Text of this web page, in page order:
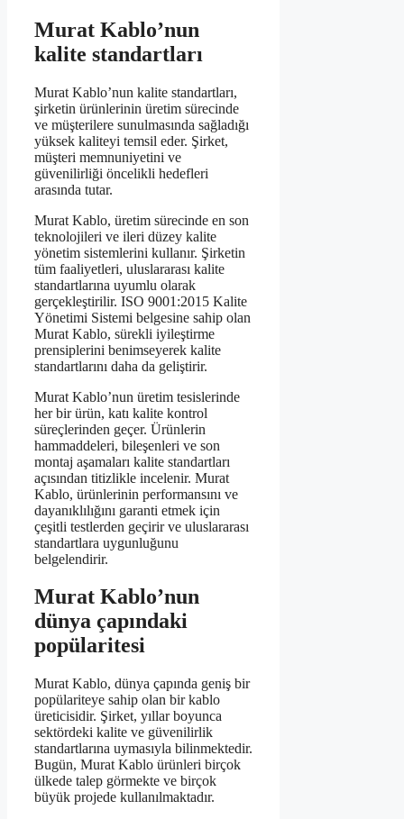
Murat Kablo’nun
kalite standartları
Murat Kablo’nun kalite standartları,
şirketin ürünlerinin üretim sürecinde
ve müşterilere sunulmasında sağladığı
yüksek kaliteyi temsil eder. Şirket,
müşteri memnuniyetini ve
güvenilirliği öncelikli hedefleri
arasında tutar.
Murat Kablo, üretim sürecinde en son
teknolojileri ve ileri düzey kalite
yönetim sistemlerini kullanır. Şirketin
tüm faaliyetleri, uluslararası kalite
standartlarına uyumlu olarak
gerçekleştirilir. ISO 9001:2015 Kalite
Yönetimi Sistemi belgesine sahip olan
Murat Kablo, sürekli iyileştirme
prensiplerini benimseyerek kalite
standartlarını daha da geliştirir.
Murat Kablo’nun üretim tesislerinde
her bir ürün, katı kalite kontrol
süreçlerinden geçer. Ürünlerin
hammaddeleri, bileşenleri ve son
montaj aşamaları kalite standartları
açısından titizlikle incelenir. Murat
Kablo, ürünlerinin performansını ve
dayanıklılığını garanti etmek için
çeşitli testlerden geçirir ve uluslararası
standartlara uygunluğunu
belgelendirir.
Murat Kablo’nun
dünya çapındaki
popülaritesi
Murat Kablo, dünya çapında geniş bir
popülariteye sahip olan bir kablo
üreticisidir. Şirket, yıllar boyunca
sektördeki kalite ve güvenilirlik
standartlarına uymasıyla bilinmektedir.
Bugün, Murat Kablo ürünleri birçok
ülkede talep görmekte ve birçok
büyük projede kullanılmaktadır.